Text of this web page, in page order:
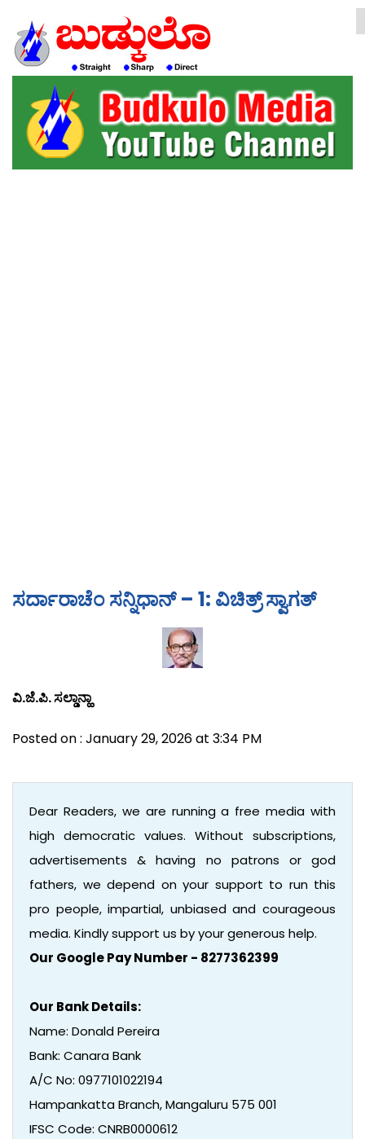
EDITORIAL
ENGLISH
KANNADA
INTERVIEWS
ಸರ್ದಾರಾಚೆಂ ಸನ್ನಿಧಾನ್ – 1: ವಿಚಿತ್ರ್ ಸ್ವಾಗತ್
ವಿ.ಜೆ.ಪಿ. ಸಲ್ಡಾನ್ಹಾ
Posted on : January 29, 2026 at 3:34 PM
Dear Readers, we are running a free media with
high democratic values. Without subscriptions,
advertisements & having no patrons or god
fathers, we depend on your support to run this
pro people, impartial, unbiased and courageous
media. Kindly support us by your generous help.
Our Google Pay Number - 8277362399
Our Bank Details:
Name: Donald Pereira
Bank: Canara Bank
A/C No: 0977101022194
Hampankatta Branch, Mangaluru 575 001
IFSC Code: CNRB0000612